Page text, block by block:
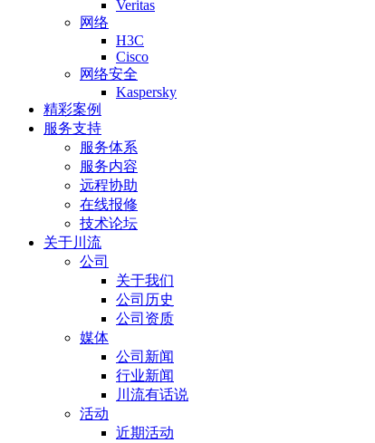
Veritas
网络
H3C
Cisco
网络安全
Kaspersky
精彩案例
服务支持
服务体系
服务内容
远程协助
在线报修
技术论坛
关于川流
公司
关于我们
公司历史
公司资质
媒体
公司新闻
行业新闻
川流有话说
活动
近期活动